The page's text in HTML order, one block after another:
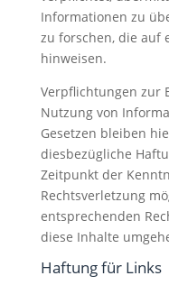
Informationen zu
zu forschen, die auf
hinweisen.
Verpflichtungen zur
Nutzung von
Gesetzen bleiben
diesbezügliche
Zeitpunkt der
Rechtsverletzung
entsprechenden
diese Inhalte
Haftung für Links